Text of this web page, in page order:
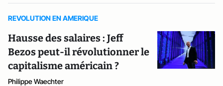
REVOLUTION EN AMERIQUE
Hausse des salaires : Jeff
Bezos peut-il révolutionner le
capitalisme américain ?
Philippe Waechter